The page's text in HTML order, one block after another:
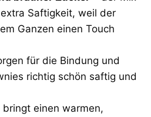
Saftigkeit, weil der
Ganzen einen Touch
für die Bindung und
richtig schön saftig und
bringt einen warmen,